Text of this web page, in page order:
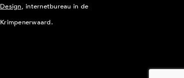
Design, internetbureau in de
Krimpenerwaard.